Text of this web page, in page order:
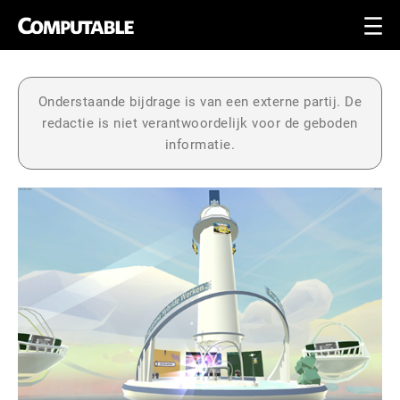
Onderstaande bijdrage is van een externe partij. De
redactie is niet verantwoordelijk voor de geboden
informatie.